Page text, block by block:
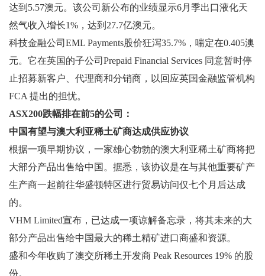
达到5.57澳元。该公司新公布的业绩显示6月季出口液化天
然气收入增长1%，达到27.7亿澳元。
科技金融公司EML Payments股价狂泻35.7%，喘定在0.405澳
元。它在英国的子公司Prepaid Financial Services 同意暂时停
止招募新客户、代理商和分销商，以回应英国金融监管机构
FCA 提出的担忧。
ASX200跌幅排在前5的公司：
中国有望与澳大利亚稀土矿商达成供应协议
根据一项早期协议，一家雄心勃勃的澳大利亚稀土矿商将把
大部分产品出售给中国。据悉，该协议是在与其他重要矿产
生产商一起前往华盛顿特区进行贸易访问仅七个月后达成
的。
VHM Limited宣布，已达成一项谅解备忘录，将其未来的大
部分产品出售给中国最大的稀土精矿进口商盛和资源。
盛和今年收购了澳交所稀土开发商 Peak Resources 19% 的股
份。